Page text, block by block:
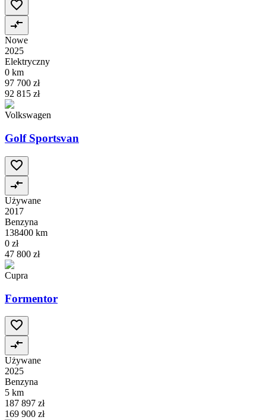
Nowe
2025
Elektryczny
0 km
97 700 zł
92 815 zł
Volkswagen
Golf Sportsvan
Używane
2017
Benzyna
138400 km
0 zł
47 800 zł
Cupra
Formentor
Używane
2025
Benzyna
5 km
187 897 zł
169 900 zł